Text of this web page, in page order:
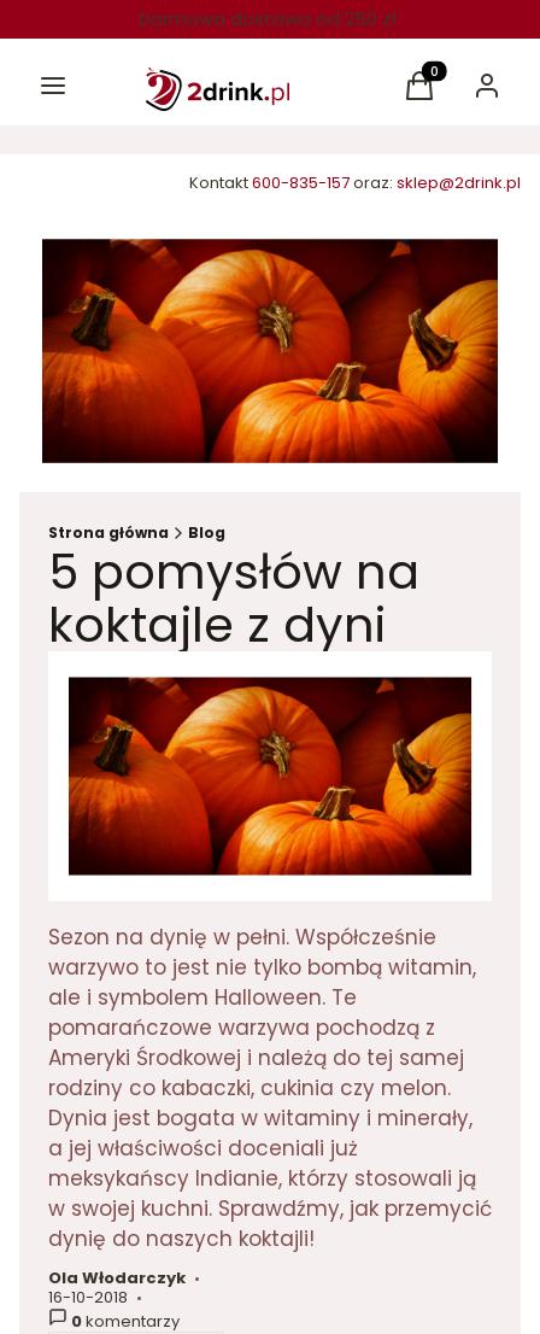
Darmowa dostawa od 250 zł
Menu Produkty w
Koszyk Zaloguj
Kontakt600-835-157oraz: sklep@2drink.pl
Strona główna Blog
5 pomysłów na
koktajle z dyni
Sezon na dynię w pełni. Współcześnie
warzywo to jest nie tylko bombą witamin,
ale i symbolem Halloween. Te
pomarańczowe warzywa pochodzą z
Ameryki Środkowej i należą do tej samej
rodziny co kabaczki, cukinia czy melon.
Dynia jest bogata w witaminy i minerały,
a jej właściwości doceniali już
meksykańscy Indianie, którzy stosowali ją
w swojej kuchni. Sprawdźmy, jak przemycić
dynię do naszych koktajli!
autor:
Ola Włodarczyk
dodano:
16-10-2018
0komentarzy